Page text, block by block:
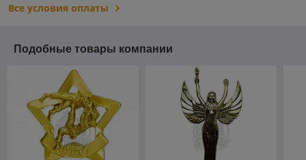
Все условия оплаты
Подобные товары компании